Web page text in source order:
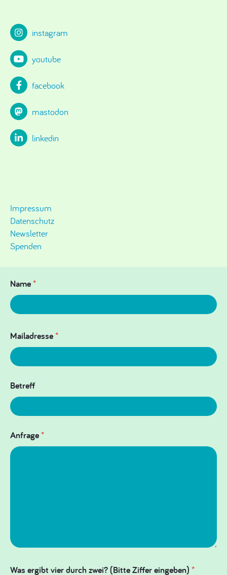
instagram
youtube
facebook
mastodon
linkedin
Impressum
Datenschutz
Newsletter
Spenden
Name*
Mailadresse*
Betreff
Anfrage*
Was ergibt vier durch zwei? (Bitte Ziffer eingeben) *